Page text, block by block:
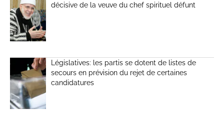
décisive de la veuve du chef spirituel défunt
Législatives: les partis se dotent de listes de
secours en prévision du rejet de certaines
candidatures